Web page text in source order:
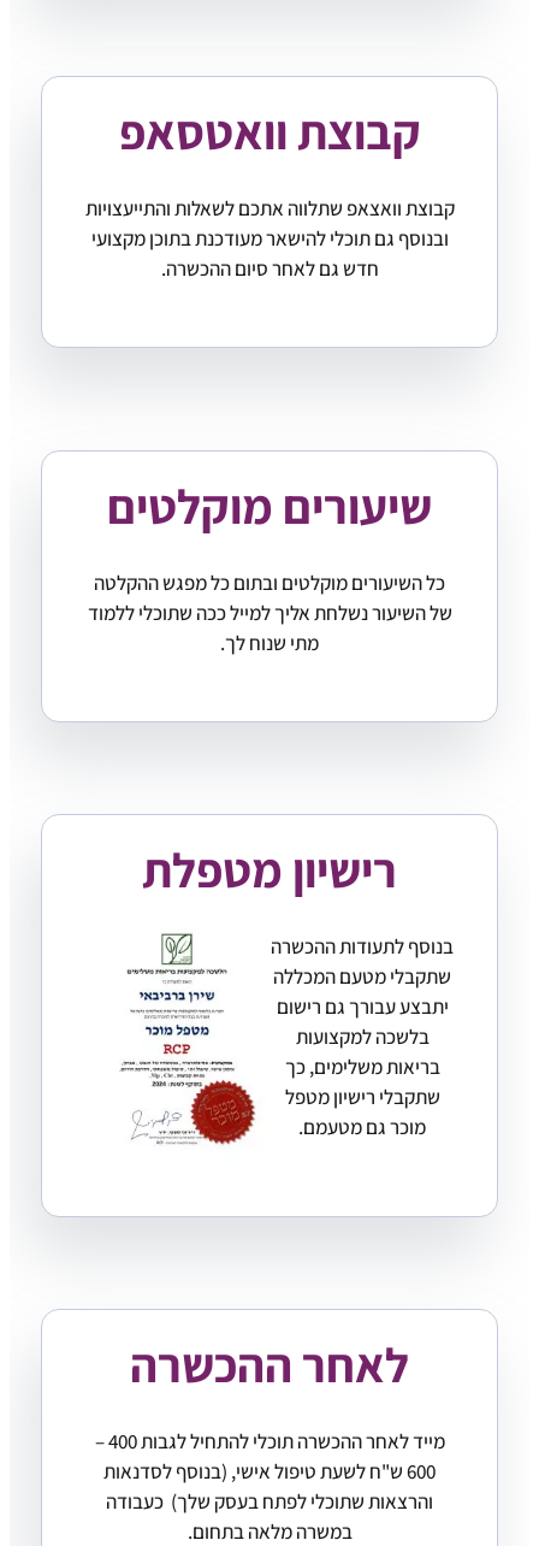
קבוצת וואטסאפ
קבוצת וואצאפ שתלווה אתכם לשאלות והתייעצויות
ובנוסף גם תוכלי להישאר מעודכנת בתוכן מקצועי
חדש גם לאחר סיום ההכשרה.
שיעורים מוקלטים
כל השיעורים מוקלטים ובתום כל מפגש ההקלטה
של השיעור נשלחת אליך למייל ככה שתוכלי ללמוד
מתי שנוח לך.
רישיון מטפלת
בנוסף לתעודות ההכשרה
שתקבלי מטעם המכללה
יתבצע עבורך גם רישום
בלשכה למקצועות
בריאות משלימים, כך
שתקבלי רישיון מטפל
מוכר גם מטעמם.
לאחר ההכשרה
מייד לאחר ההכשרה תוכלי להתחיל לגבות 400 –
600 ש"ח לשעת טיפול אישי, (בנוסף לסדנאות
והרצאות שתוכלי לפתח בעסק שלך) כעבודה
במשרה מלאה בתחום.